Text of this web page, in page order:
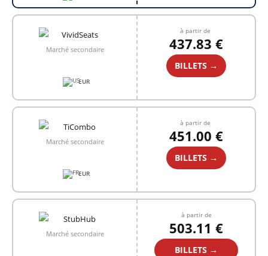
Marché secondaire
EUR
à partir de
437.83 €
BILLETS →
Marché secondaire
EUR
à partir de
451.00 €
BILLETS →
Marché secondaire
à partir de
503.11 €
BILLETS →